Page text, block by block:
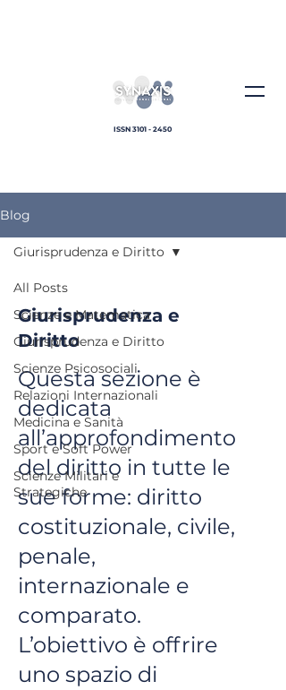
ISSN 3101 - 2450
Blog
All Posts
Scienze e Matematica
Giurisprudenza e Diritto
Scienze Psicosociali
Relazioni Internazionali
Medicina e Sanità
Sport e Soft Power
Scienze Militari e
Strategiche
Giurisprudenza e Diritto
Giurisprudenza e
Diritto
Questa sezione è
dedicata
all’approfondimento
del diritto in tutte le
sue forme: diritto
costituzionale, civile,
penale,
internazionale e
comparato.
L’obiettivo è offrire
uno spazio di